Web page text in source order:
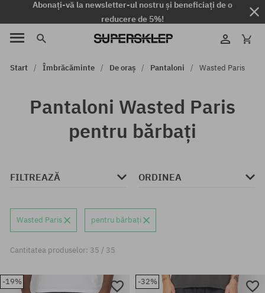
Abonați-vă la newsletter-ul nostru și beneficiați de o
reducere de 5%!
Start Îmbrăcăminte De oraș Pantaloni Wasted Paris
Pantaloni Wasted Paris
pentru bărbați
FILTREAZĂ ORDINEA
Wasted Paris pentru bărbați
Cantitatea produselor: 35 / 35
-19% -32%